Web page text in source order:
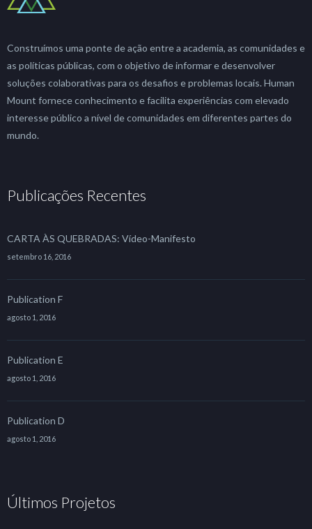
Construímos uma ponte de ação entre a academia, as comunidades e
as políticas públicas, com o objetivo de informar e desenvolver
soluções colaborativas para os desafios e problemas locais. Human
Mount fornece conhecimento e facilita experiências com elevado
interesse público a nível de comunidades em diferentes partes do
mundo.
Publicações Recentes
CARTA ÀS QUEBRADAS: Vídeo-Manifesto
setembro 16, 2016
Publication F
agosto 1, 2016
Publication E
agosto 1, 2016
Publication D
agosto 1, 2016
Últimos Projetos